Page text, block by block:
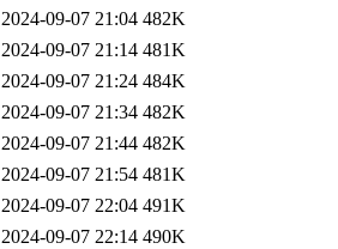
2024-09-07 21:04 482K
2024-09-07 21:14 481K
2024-09-07 21:24 484K
2024-09-07 21:34 482K
2024-09-07 21:44 482K
2024-09-07 21:54 481K
2024-09-07 22:04 491K
2024-09-07 22:14 490K